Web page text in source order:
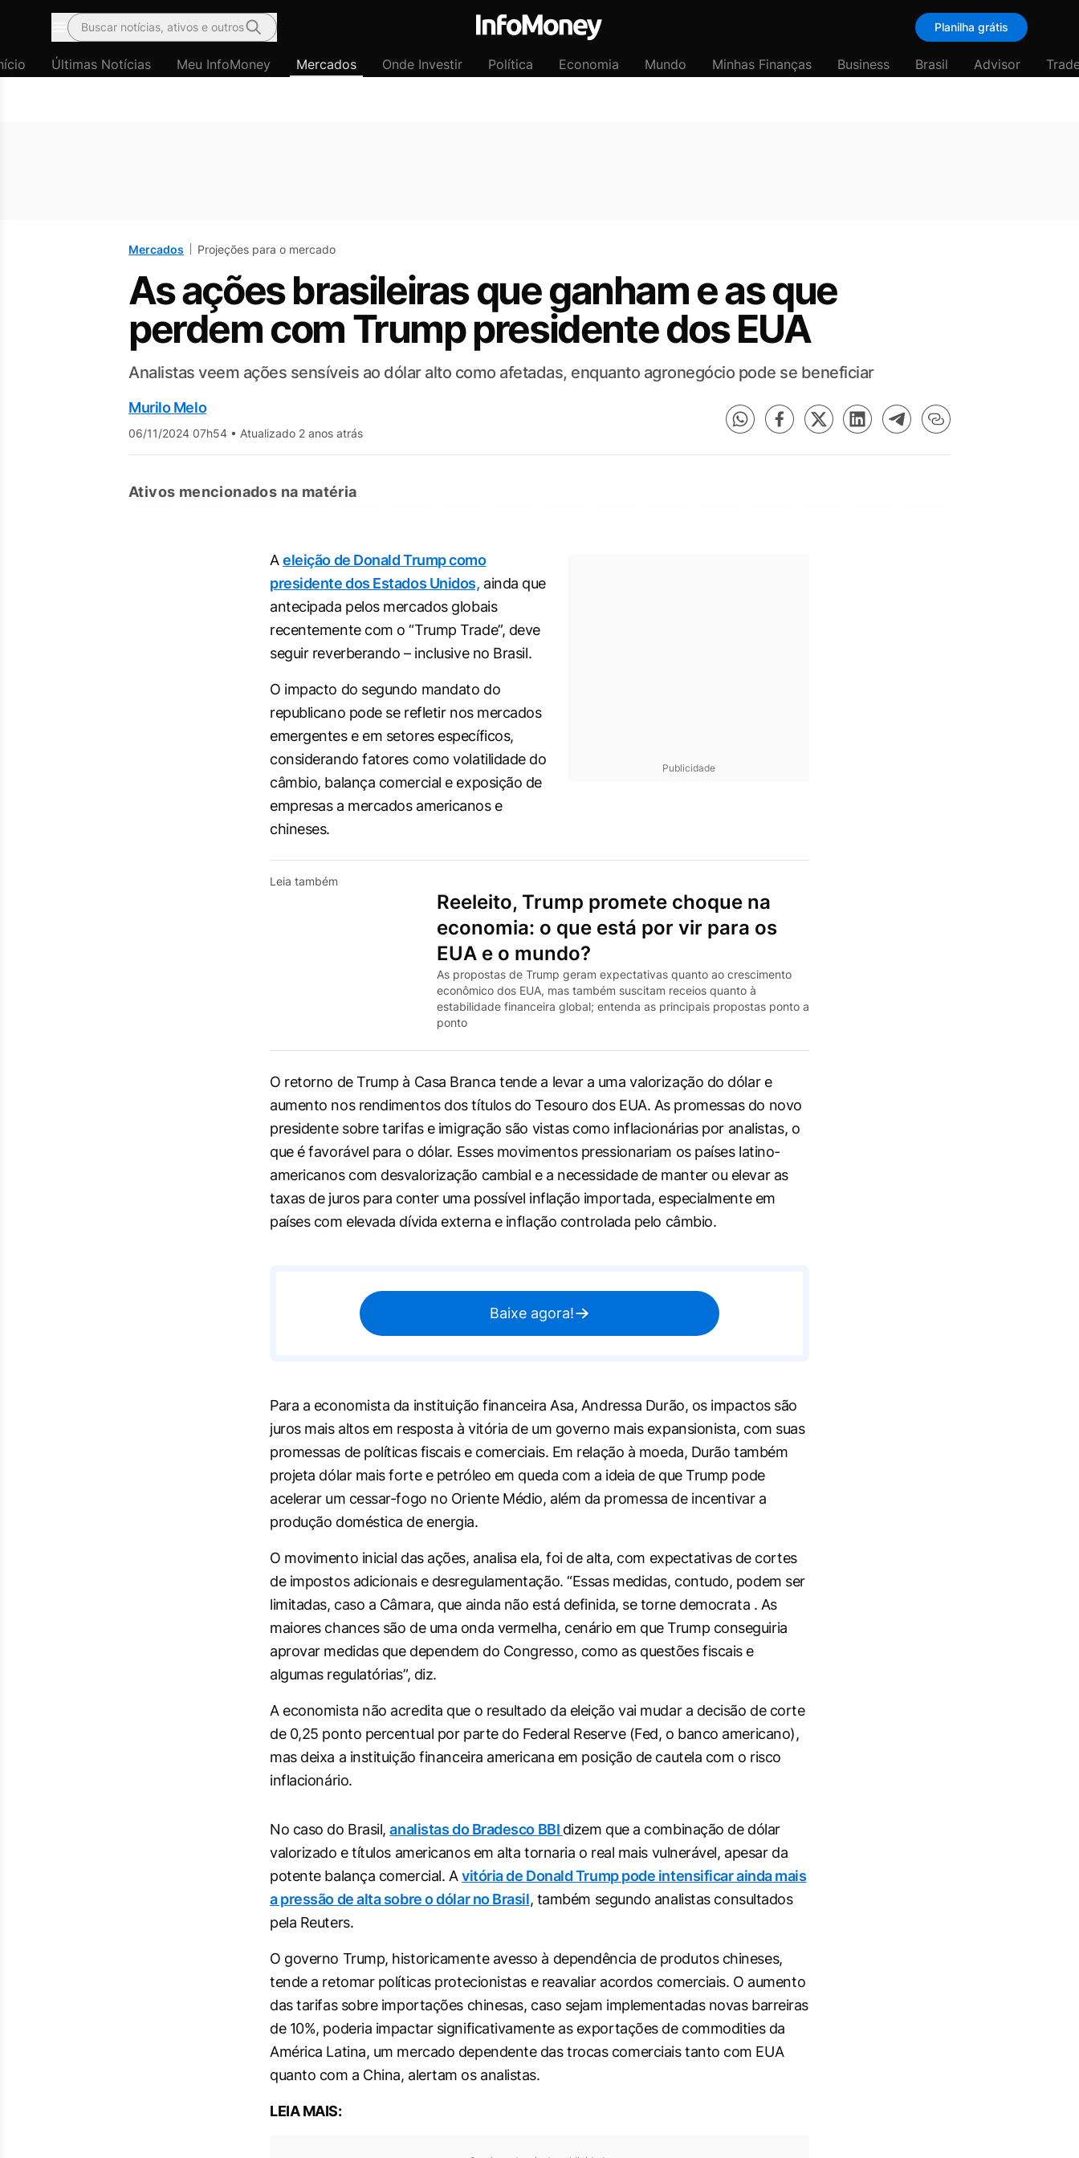
Menu
Buscar notícias, ativos e outros Planilha grátis
Últimas Notícias Meu InfoMoney Mercados Onde Investir Política Economia Mundo Minhas Finanças Business Brasil Advisor
Mercados Projeções para o mercado
As ações brasileiras que ganham e as que
perdem com Trump presidente dos EUA
Analistas veem ações sensíveis ao dólar alto como afetadas, enquanto agronegócio pode se beneficiar
Murilo Melo
06/11/2024 07h54 • Atualizado 2 anos atrás
Ativos mencionados na matéria
Publicidade
Aeleição de Donald Trump como
presidente dos Estados Unidos, ainda que
antecipada pelos mercados globais
recentemente com o “Trump Trade”, deve
seguir reverberando – inclusive no Brasil.
O impacto do segundo mandato do
republicano pode se refletir nos mercados
emergentes e em setores específicos,
considerando fatores como volatilidade do
câmbio, balança comercial e exposição de
empresas a mercados americanos e
chineses.
Leia também
Reeleito, Trump promete choque na
economia: o que está por vir para os
EUA e o mundo?
As propostas de Trump geram expectativas quanto ao crescimento
econômico dos EUA, mas também suscitam receios quanto à
estabilidade financeira global; entenda as principais propostas ponto a
ponto
O retorno de Trump à Casa Branca tende a levar a uma valorização do dólar e
aumento nos rendimentos dos títulos do Tesouro dos EUA. As promessas do novo
presidente sobre tarifas e imigração são vistas como inflacionárias por analistas, o
que é favorável para o dólar. Esses movimentos pressionariam os países latino-
americanos com desvalorização cambial e a necessidade de manter ou elevar as
taxas de juros para conter uma possível inflação importada, especialmente em
países com elevada dívida externa e inflação controlada pelo câmbio.
Baixe agora!
Para a economista da instituição financeira Asa, Andressa Durão, os impactos são
juros mais altos em resposta à vitória de um governo mais expansionista, com suas
promessas de políticas fiscais e comerciais. Em relação à moeda, Durão também
projeta dólar mais forte e petróleo em queda com a ideia de que Trump pode
acelerar um cessar-fogo no Oriente Médio, além da promessa de incentivar a
produção doméstica de energia.
O movimento inicial das ações, analisa ela, foi de alta, com expectativas de cortes
de impostos adicionais e desregulamentação. “Essas medidas, contudo, podem ser
limitadas, caso a Câmara, que ainda não está definida, se torne democrata . As
maiores chances são de uma onda vermelha, cenário em que Trump conseguiria
aprovar medidas que dependem do Congresso, como as questões fiscais e
algumas regulatórias”, diz.
A economista não acredita que o resultado da eleição vai mudar a decisão de corte
de 0,25 ponto percentual por parte do Federal Reserve (Fed, o banco americano),
mas deixa a instituição financeira americana em posição de cautela com o risco
inflacionário.
No caso do Brasil,analistas do Bradesco BBI dizem que a combinação de dólar
valorizado e títulos americanos em alta tornaria o real mais vulnerável, apesar da
potente balança comercial. Avitória de Donald Trump pode intensificar ainda mais
a pressão de alta sobre o dólar no Brasil, também segundo analistas consultados
pela Reuters.
O governo Trump, historicamente avesso à dependência de produtos chineses,
tende a retomar políticas protecionistas e reavaliar acordos comerciais. O aumento
das tarifas sobre importações chinesas, caso sejam implementadas novas barreiras
de 10%, poderia impactar significativamente as exportações de commodities da
América Latina, um mercado dependente das trocas comerciais tanto com EUA
quanto com a China, alertam os analistas.
LEIA MAIS: